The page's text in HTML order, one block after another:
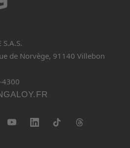
S.A.S.
de Norvège, 91140 Villebon
4300